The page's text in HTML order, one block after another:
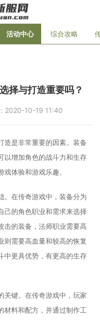
活动中心 综合攻略
择与打造重要吗？
2020-10-19 11:40
造是非常重要的因素。装备
以增加角色的战斗力和生存
体验和游戏乐趣。
。在传奇游戏中，装备分为
己的角色职业和需求来选择
击的装备，法师职业需要高
则需要高血量和较高的恢复
中更具优势，有更高的生存
关键。在传奇游戏中，玩家
材料和配方，并通过制作工